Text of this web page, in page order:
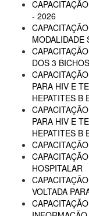
- 2026
MODALIDADE
DOS 3
PARA HIV E
HEPATITES B
PARA HIV E
HEPATITES B
HOSPITALAR
VOLTADA